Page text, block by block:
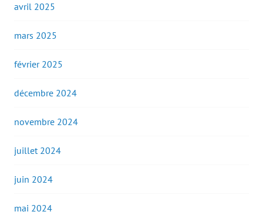
avril 2025
mars 2025
février 2025
décembre 2024
novembre 2024
juillet 2024
juin 2024
mai 2024